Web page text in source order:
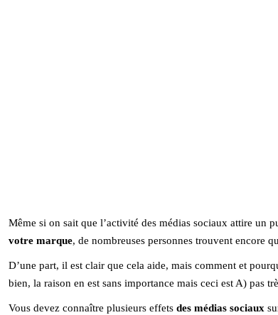
Même si on sait que l’activité des médias sociaux attire un
votre marque, de nombreuses personnes trouvent encore
D’une part, il est clair que cela aide, mais comment et
bien, la raison en est sans importance mais ceci est A) pas
Vous devez connaître plusieurs effets des médias sociaux